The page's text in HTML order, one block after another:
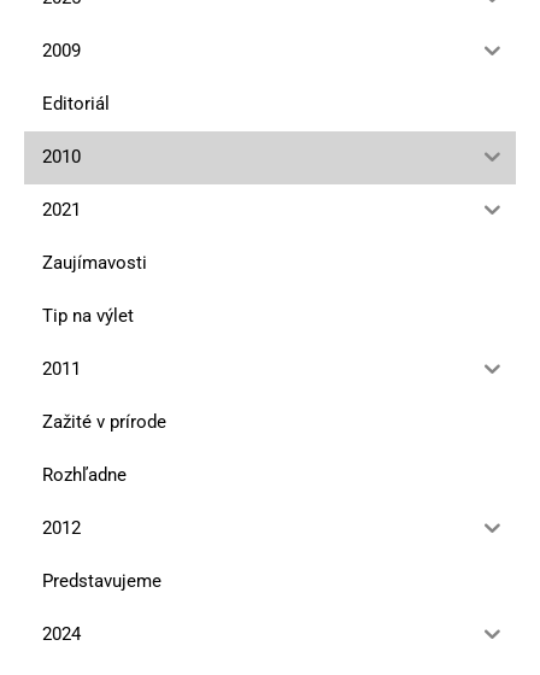
2009
Editoriál
2010
2021
Zaujímavosti
Tip na výlet
2011
Zažité v prírode
Rozhľadne
2012
Predstavujeme
2024